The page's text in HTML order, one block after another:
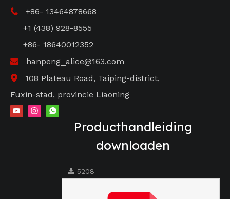

+86- 13464878668
+1 (438) 928-8555
+86- 18640012352
 hanpeng_alice@163.com

108 Plateau Road, Taiping-district,
Fuxin-stad, provincie Liaoning
Producthandleiding
downloaden
5208